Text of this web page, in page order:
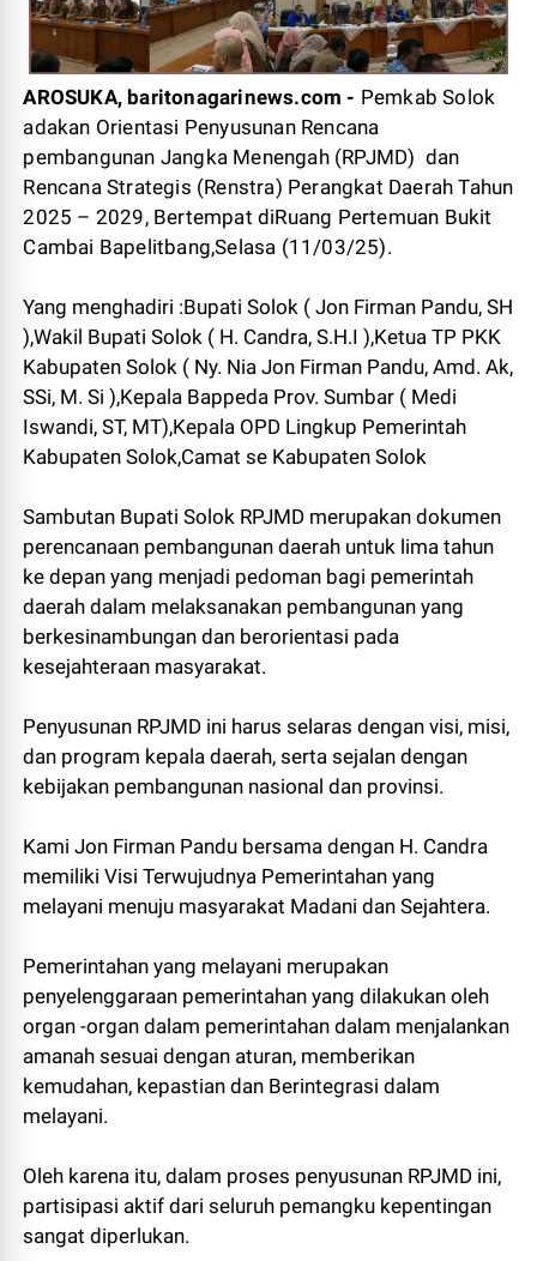
AROSUKA, baritonagarinews.com - Pemkab Solok
adakan Orientasi Penyusunan Rencana
pembangunan Jangka Menengah (RPJMD) dan
Rencana Strategis (Renstra) Perangkat Daerah Tahun
2025 – 2029, Bertempat diRuang Pertemuan Bukit
Cambai Bapelitbang,Selasa (11/03/25).
Yang menghadiri :Bupati Solok ( Jon Firman Pandu, SH
),Wakil Bupati Solok ( H. Candra, S.H.I ),Ketua TP PKK
Kabupaten Solok ( Ny. Nia Jon Firman Pandu, Amd. Ak,
SSi, M. Si ),Kepala Bappeda Prov. Sumbar ( Medi
Iswandi, ST, MT),Kepala OPD Lingkup Pemerintah
Kabupaten Solok,Camat se Kabupaten Solok
Sambutan Bupati Solok RPJMD merupakan dokumen
perencanaan pembangunan daerah untuk lima tahun
ke depan yang menjadi pedoman bagi pemerintah
daerah dalam melaksanakan pembangunan yang
berkesinambungan dan berorientasi pada
kesejahteraan masyarakat.
Penyusunan RPJMD ini harus selaras dengan visi, misi,
dan program kepala daerah, serta sejalan dengan
kebijakan pembangunan nasional dan provinsi.
Kami Jon Firman Pandu bersama dengan H. Candra
memiliki Visi Terwujudnya Pemerintahan yang
melayani menuju masyarakat Madani dan Sejahtera.
Pemerintahan yang melayani merupakan
penyelenggaraan pemerintahan yang dilakukan oleh
organ -organ dalam pemerintahan dalam menjalankan
amanah sesuai dengan aturan, memberikan
kemudahan, kepastian dan Berintegrasi dalam
melayani.
Oleh karena itu, dalam proses penyusunan RPJMD ini,
partisipasi aktif dari seluruh pemangku kepentingan
sangat diperlukan.